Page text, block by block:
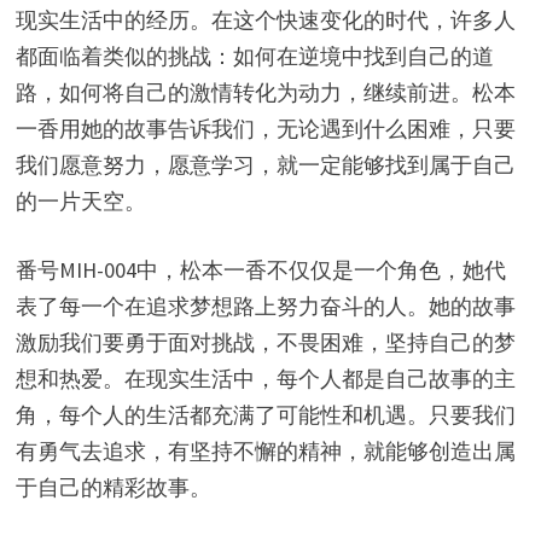
现实生活中的经历。在这个快速变化的时代，许多人
都面临着类似的挑战：如何在逆境中找到自己的道
路，如何将自己的激情转化为动力，继续前进。松本
一香用她的故事告诉我们，无论遇到什么困难，只要
我们愿意努力，愿意学习，就一定能够找到属于自己
的一片天空。
番号MIH-004中，松本一香不仅仅是一个角色，她代
表了每一个在追求梦想路上努力奋斗的人。她的故事
激励我们要勇于面对挑战，不畏困难，坚持自己的梦
想和热爱。在现实生活中，每个人都是自己故事的主
角，每个人的生活都充满了可能性和机遇。只要我们
有勇气去追求，有坚持不懈的精神，就能够创造出属
于自己的精彩故事。